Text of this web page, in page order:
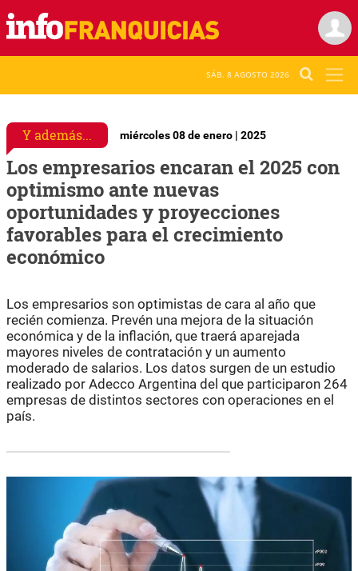
SÁB. 8 AGOSTO 2026
Y además... miércoles 08 de enero | 2025
Los empresarios encaran el 2025 con
optimismo ante nuevas
oportunidades y proyecciones
favorables para el crecimiento
económico
Los empresarios son optimistas de cara al año que
recién comienza. Prevén una mejora de la situación
económica y de la inflación, que traerá aparejada
mayores niveles de contratación y un aumento
moderado de salarios. Los datos surgen de un estudio
realizado por Adecco Argentina del que participaron 264
empresas de distintos sectores con operaciones en el
país.